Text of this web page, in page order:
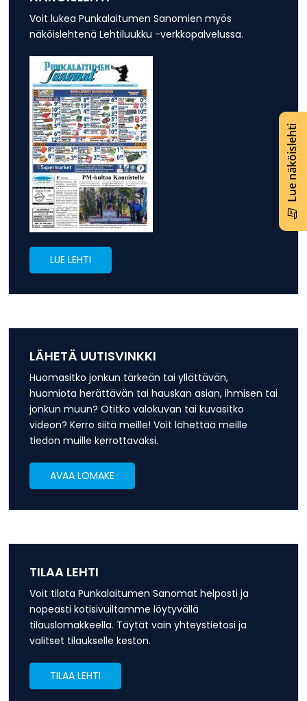
Lue näköislehti
Voit lukea Punkalaitumen Sanomien myös
näköislehtenä Lehtiluukku -verkkopalvelussa.
LUE LEHTI
LÄHETÄ UUTISVINKKI
Huomasitko jonkun tärkeän tai yllättävän,
huomiota herättävän tai hauskan asian, ihmisen tai
jonkun muun? Otitko valokuvan tai kuvasitko
videon? Kerro siitä meille! Voit lähettää meille
tiedon muille kerrottavaksi.
AVAA LOMAKE
TILAA LEHTI
Voit tilata Punkalaitumen Sanomat helposti ja
nopeasti kotisivuiltamme löytyvällä
tilauslomakkeella. Täytät vain yhteystietosi ja
valitset tilaukselle keston.
TILAA LEHTI